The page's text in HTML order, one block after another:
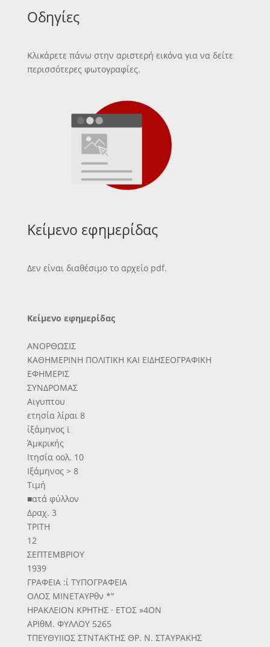
Οδηγίες
Κλικάρετε πάνω στην αριστερή εικόνα για να δείτε
περισσότερες φωτογραφίες.
Κείμενο εφημερίδας
Δεν είναι διαθέσιμο το αρχείο pdf.
Κείμενο εφημερίδας
ΑΝΟΡΘΩΣΙΣ
ΚΑΘΗΜΕΡΙΝΗ ΠΟΛΙΤΙΚΗ ΚΑΙ ΕΙΔΗΣΕΟΓΡΑΦΙΚΗ
ΕΦΗΜΕΡΙΣ
ΣΥΝΔΡΟΜΑΣ
Αιγυπτου
ετησία λίραι 8
ίξάμηνος ϊ
Άμκρικής
Ιτησία οολ. 10
Ιξάμηνος > 8
Τιμή
■ατά φύλλον
Δραχ. 3
ΤΡΙΤΗ
12
ΣΕΠΤΕΜΒΡΙΟΥ
1939
ΓΡΑΦΕΙΑ :ί ΤΥΠΟΓΡΑΦΕΙΑ
ΟΛΟΣ ΜΙΝΕΤΑΥΡθν *"
ΗΡΑΚΛΕΙΟΝ ΚΡΗΤΗΣ · ΕΤΟΣ »4ΟΝ
ΑΡΙθΜ. ΦΥΛΛΟΥ 5265
ΤΠΕΥΘΥΙΙΟΣ ΣΤΝΤΑΚΤΗΣ ΘΡ. Ν. ΣΤΑΥΡΑΚΗΣ